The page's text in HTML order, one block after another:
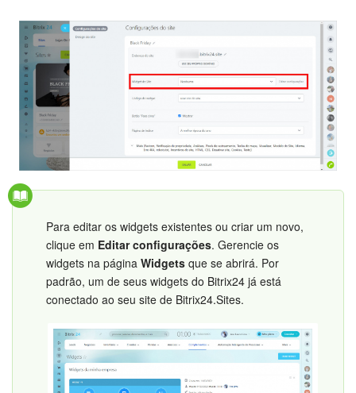
CoPilot - IA no Bitrix24
Contact Center
Telefonia
CRM + Loja On-line
Análise CRM
Criador de BI
Automação
Marketing
Para editar os widgets existentes ou criar um novo,
clique em Editar configurações. Gerencie os
widgets na página Widgets que se abrirá. Por
padrão, um de seus widgets do Bitrix24 já está
conectado ao seu site de Bitrix24.Sites.